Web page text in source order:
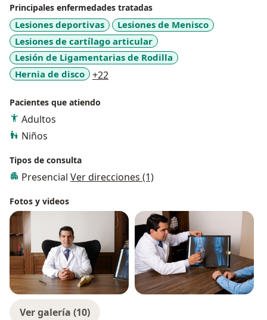
Principales enfermedades tratadas
Lesiones deportivas
Lesiones de Menisco
Lesiones de cartílago articular
Lesión de Ligamentarias de Rodilla
Hernia de disco
+22
Pacientes que atiendo
Adultos
Niños
Tipos de consulta
Presencial Ver direcciones (1)
Fotos y videos
Ver galería (10)